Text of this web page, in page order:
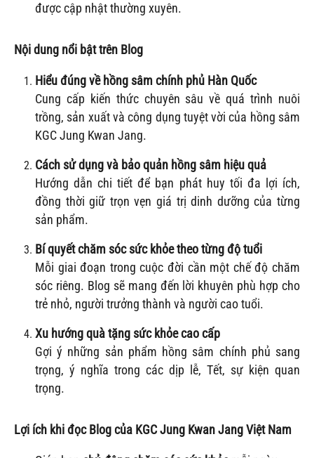
được cập nhật thường xuyên.
Nội dung nổi bật trên Blog
Hiểu đúng về hồng sâm chính phủ Hàn Quốc
Cung cấp kiến thức chuyên sâu về quá trình nuôi
trồng, sản xuất và công dụng tuyệt vời của hồng sâm
KGC Jung Kwan Jang.
Cách sử dụng và bảo quản hồng sâm hiệu quả
Hướng dẫn chi tiết để bạn phát huy tối đa lợi ích,
đồng thời giữ trọn vẹn giá trị dinh dưỡng của từng
sản phẩm.
Bí quyết chăm sóc sức khỏe theo từng độ tuổi
Mỗi giai đoạn trong cuộc đời cần một chế độ chăm
sóc riêng. Blog sẽ mang đến lời khuyên phù hợp cho
trẻ nhỏ, người trưởng thành và người cao tuổi.
Xu hướng quà tặng sức khỏe cao cấp
Gợi ý những sản phẩm hồng sâm chính phủ sang
trọng, ý nghĩa trong các dịp lễ, Tết, sự kiện quan
trọng.
Lợi ích khi đọc Blog của KGC Jung Kwan Jang Việt Nam